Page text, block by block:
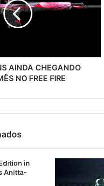
AINDA CHEGANDO
NO FREE FIRE
in
Anitta-